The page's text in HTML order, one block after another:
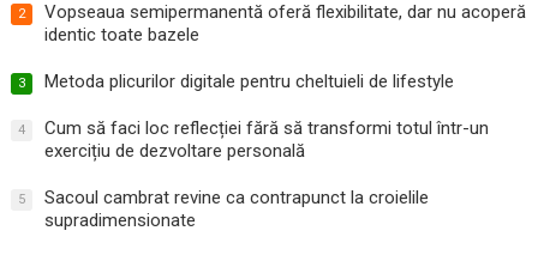
2
Vopseaua semipermanentă oferă flexibilitate, dar nu acoperă
identic toate bazele
3 Metoda plicurilor digitale pentru cheltuieli de lifestyle
4
Cum să faci loc reflecției fără să transformi totul într-un
exercițiu de dezvoltare personală
5
Sacoul cambrat revine ca contrapunct la croielile
supradimensionate